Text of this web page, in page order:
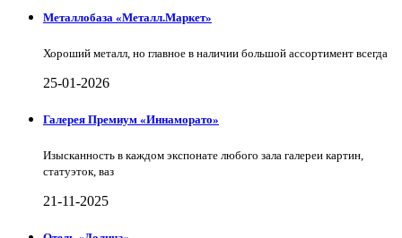
Металлобаза «Металл.Маркет»
Хороший металл, но главное в наличии большой ассортимент всегда
25-01-2026
Галерея Премиум «Иннаморато»
Изысканность в каждом экспонате любого зала галереи картин,
статуэток, ваз
21-11-2025